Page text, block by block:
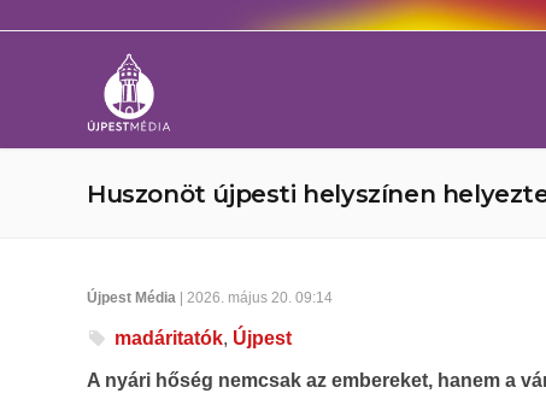
Huszonöt újpesti helyszínen
Újpest Média | 2026. május 20. 09:14
madáritatók, Újpest
A nyári hőség nemcsak az embereket, hanem a